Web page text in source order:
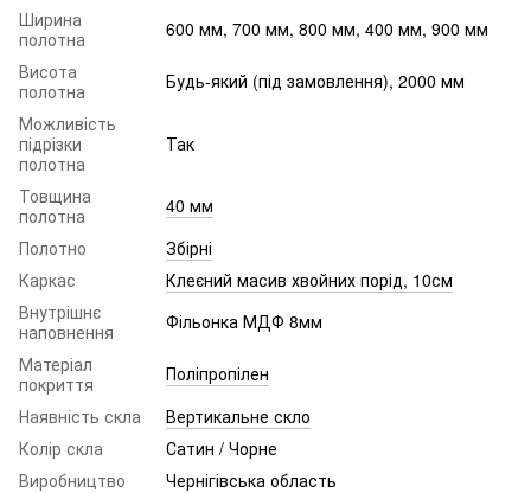
Ширина
полотна
600 мм, 700 мм, 800 мм, 400 мм, 900 мм
Висота
полотна
Будь-який (під замовлення), 2000 мм
Можливість
підрізки
полотна
Так
Товщина
полотна
40 мм
Полотно
Збірні
Каркас
Клеєний масив хвойних порід, 10см
Внутрішнє
наповнення
Фільонка МДФ 8мм
Матеріал
покриття
Поліпропілен
Наявність скла
Вертикальне скло
Колір скла
Сатин / Чорне
Виробництво
Чернігівська область